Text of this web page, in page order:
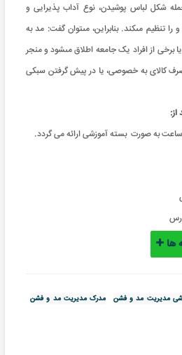
شکل لباس پوشیدن، نوع آداب پذیرایى و
تنظیم مى‏کند. بنابراین، مى‏توان گفت: مد به
برخى از افراد یک جامعه اطلاق مى‏شود و منجر
کالاى به خصوصى، یا در پیش گرفتن سبکى
از:
ها
مدیریت مد و فشن
مدرک مدیریت مد و فشن